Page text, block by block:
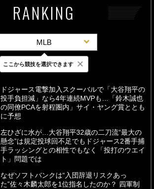
RANKING
MLB
最新 24時間 週間
ドジャース電撃加入スクーバルで「大谷翔平の
投手負担減」なら4年連続MVPも…「鈴木誠也
の同僚PCAを射程圏内」サイ・ヤング賞ととも
に予想
左ひざに水が…大谷翔平32歳の二刀流“最大の
懸念”は規定投球回不足でもドジャース2番手捕
手ラッシングとの相性でもなく「投打のウエイ
ト」問題では
なぜソフトバンクは“入団辞退リスクあっ
た”佐々木麟太郎を1位指名したのか？ 四軍制
ここから競技を選択できます ×